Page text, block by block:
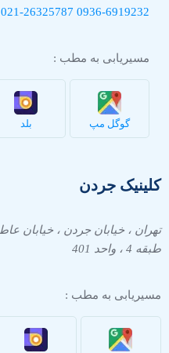
0936-6919232
021-26325787
مسیریابی به مطب :
گوگل مپ بلد
کلینیک جردن
طبقه 4 ، واحد 401
مسیریابی به مطب :